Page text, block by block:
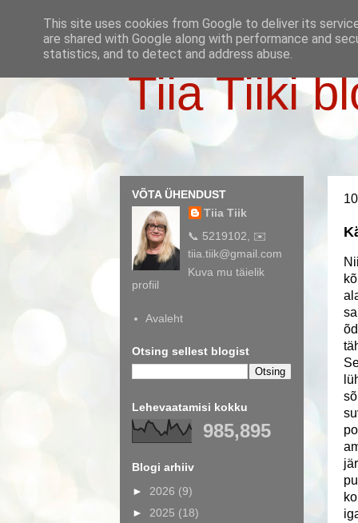
Tiia Tiiki
VÕTA ÜHENDUST
Tiia Tiik
📞 5219102, ✉️
tiia.tiik@gmail.com
Kuva mu täielik
profiil
Avaleht
Otsing sellest blogist
Lehevaatamisi kokku
985,895
Blogi arhiiv
► 2026 (9)
► 2025 (18)
This site uses cookies from Google to deliver its
are shared with Google along with performance and
statistics, and to detect and address abuse.